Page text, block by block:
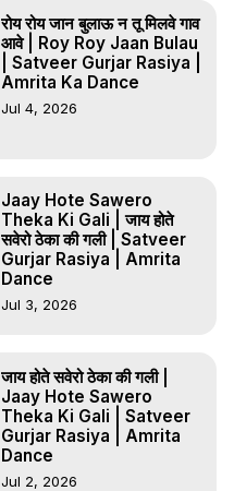
रोय रोय जान बुलाऊ न तू मिलवे गाव
आवे | Roy Roy Jaan Bulau
| Satveer Gurjar Rasiya |
Amrita Ka Dance
Jul 4, 2026
Jaay Hote Sawero
Theka Ki Gali | जाय होते
सवेरो ठेका की गली | Satveer
Gurjar Rasiya | Amrita
Dance
Jul 3, 2026
जाय होते सवेरो ठेका की गली |
Jaay Hote Sawero
Theka Ki Gali | Satveer
Gurjar Rasiya | Amrita
Dance
Jul 2, 2026